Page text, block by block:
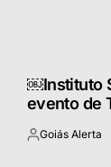
￼Instituto
evento de
Postado
Goiás Alerta